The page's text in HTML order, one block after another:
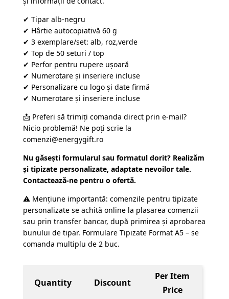
✔ Tipar alb-negru
✔ Hârtie autocopiativă 60 g
✔ 3 exemplare/set: alb, roz,verde
✔ Top de 50 seturi / top
✔ Perfor pentru rupere ușoară
✔ Numerotare și inseriere incluse
✔ Personalizare cu logo și date firmă
✔ Numerotare și inseriere incluse
📩 Preferi să trimiți comanda direct prin e-mail?
Nicio problemă! Ne poți scrie la
comenzi@energygift.ro
Nu găsești formularul sau formatul dorit? Realizăm
și tipizate personalizate, adaptate nevoilor tale.
Contactează-ne pentru o ofertă.
⚠️ Mențiune importantă: comenzile pentru tipizate
personalizate se achită online la plasarea comenzii
sau prin transfer bancar, după primirea și aprobarea
bunului de tipar. Formulare Tipizate Format A5 – se
comanda multiplu de 2 buc.
Quantity Discount
Per Item
Price